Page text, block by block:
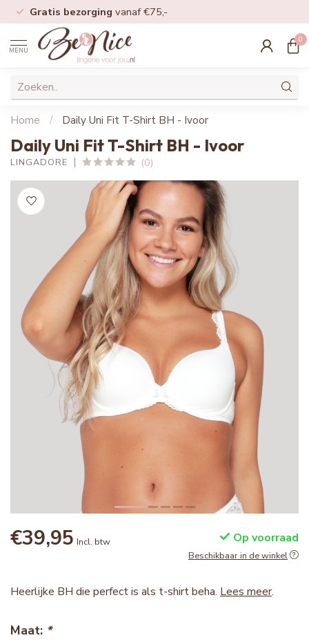
Gratis bezorging vanaf €75,-
MENU
0
Home / Daily Uni Fit T-Shirt BH - Ivoor
Daily Uni Fit T-Shirt BH - Ivoor
LINGADORE (0)
€39,95 Incl. btw Op voorraad
Beschikbaar in de winkel
Heerlijke BH die perfect is als t-shirt beha. Lees meer.
Maat: *